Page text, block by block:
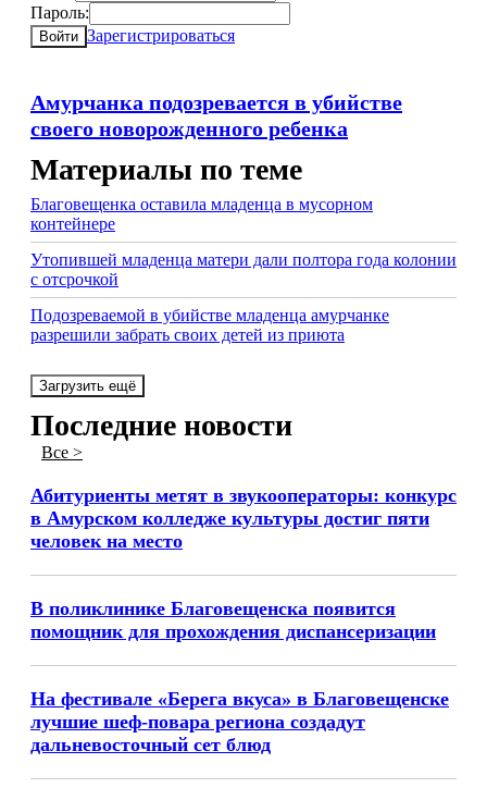
Пароль:
Войти Зарегистрироваться
Амурчанка подозревается в убийстве
своего новорожденного ребенка
Материалы по теме
Благовещенка оставила младенца в мусорном
контейнере
Утопившей младенца матери дали полтора года колонии
с отсрочкой
Подозреваемой в убийстве младенца амурчанке
разрешили забрать своих детей из приюта
Загрузить ещё
Последние новости
Все >
Абитуриенты метят в звукооператоры: конкурс
в Амурском колледже культуры достиг пяти
человек на место
В поликлинике Благовещенска появится
помощник для прохождения диспансеризации
На фестивале «Берега вкуса» в Благовещенске
лучшие шеф-повара региона создадут
дальневосточный сет блюд